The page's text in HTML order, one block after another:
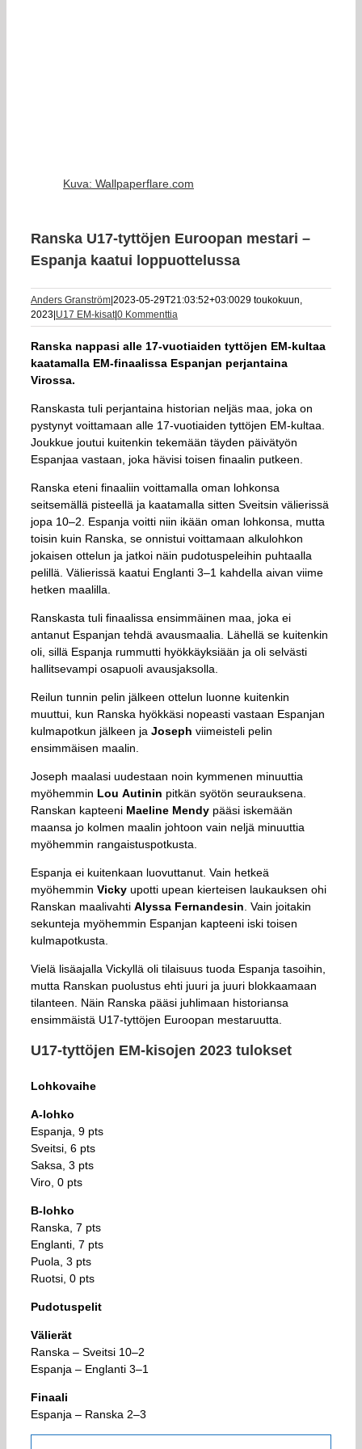
Kuva: Wallpaperflare.com
Ranska U17-tyttöjen Euroopan mestari –
Espanja kaatui loppuottelussa
Anders Granström 2023-05-29T21:03:52+03:0029 toukokuun,
2023 U17 EM-kisat|0 Kommenttia
Ranska nappasi alle 17-vuotiaiden tyttöjen EM-kultaa
kaatamalla EM-finaalissa Espanjan perjantaina
Virossa.
Ranskasta tuli perjantaina historian neljäs maa, joka on
pystynyt voittamaan alle 17-vuotiaiden tyttöjen EM-kultaa.
Joukkue joutui kuitenkin tekemään täyden päivätyön
Espanjaa vastaan, joka hävisi toisen finaalin putkeen.
Ranska eteni finaaliin voittamalla oman lohkonsa
seitsemällä pisteellä ja kaatamalla sitten Sveitsin välierissä
jopa 10–2. Espanja voitti niin ikään oman lohkonsa, mutta
toisin kuin Ranska, se onnistui voittamaan alkulohkon
jokaisen ottelun ja jatkoi näin pudotuspeleihin puhtaalla
pelillä. Välierissä kaatui Englanti 3–1 kahdella aivan viime
hetken maalilla.
Ranskasta tuli finaalissa ensimmäinen maa, joka ei
antanut Espanjan tehdä avausmaalia. Lähellä se kuitenkin
oli, sillä Espanja rummutti hyökkäyksiään ja oli selvästi
hallitsevampi osapuoli avausjaksolla.
Reilun tunnin pelin jälkeen ottelun luonne kuitenkin
muuttui, kun Ranska hyökkäsi nopeasti vastaan Espanjan
kulmapotkun jälkeen ja Joseph viimeisteli pelin
ensimmäisen maalin.
Joseph maalasi uudestaan noin kymmenen minuuttia
myöhemmin Lou Autinin pitkän syötön seurauksena.
Ranskan kapteeni Maeline Mendy pääsi iskemään
maansa jo kolmen maalin johtoon vain neljä minuuttia
myöhemmin rangaistuspotkusta.
Espanja ei kuitenkaan luovuttanut. Vain hetkeä
myöhemmin Vicky upotti upean kierteisen laukauksen ohi
Ranskan maalivahti Alyssa Fernandesin . Vain joitakin
sekunteja myöhemmin Espanjan kapteeni iski toisen
kulmapotkusta.
Vielä lisäajalla Vickyllä oli tilaisuus tuoda Espanja tasoihin,
mutta Ranskan puolustus ehti juuri ja juuri blokkaamaan
tilanteen. Näin Ranska pääsi juhlimaan historiansa
ensimmäistä U17-tyttöjen Euroopan mestaruutta.
U17-tyttöjen EM-kisojen 2023 tulokset
Lohkovaihe
A-lohko
Espanja, 9 pts
Sveitsi, 6 pts
Saksa, 3 pts
Viro, 0 pts
B-lohko
Ranska, 7 pts
Englanti, 7 pts
Puola, 3 pts
Ruotsi, 0 pts
Pudotuspelit
Välierät
Ranska – Sveitsi 10–2
Espanja – Englanti 3–1
Finaali
Espanja – Ranska 2–3